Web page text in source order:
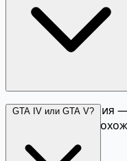
Основная кампания
часов. Полное
GTA IV или GTA V?